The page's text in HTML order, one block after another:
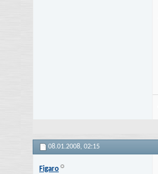
08.01.2008, 02:15
Figaro